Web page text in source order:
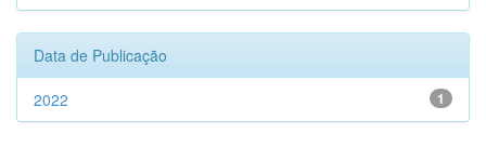
Data de Publicação
1
2022